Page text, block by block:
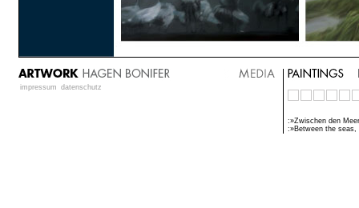
impressum datenschutz
:»Zwischen den
:»Between the